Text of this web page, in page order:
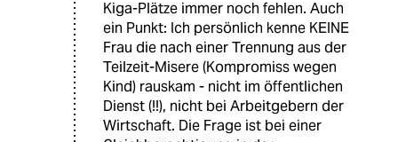
Kiga-Plätze immer noch fehlen. Auch
ein Punkt: Ich persönlich kenne KEINE
Frau die nach einer Trennung aus der
Teilzeit-Misere (Kompromiss wegen
Kind) rauskam - nicht im öffentlichen
Dienst (!!), nicht bei Arbeitgebern der
Wirtschaft. Die Frage ist bei einer